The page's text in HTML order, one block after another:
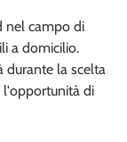
nel campo di
a domicilio.
durante la scelta
l'opportunità di